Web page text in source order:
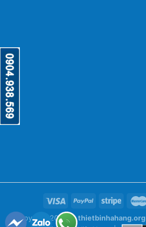
Copyright 2026 ©thietbinhahang.org